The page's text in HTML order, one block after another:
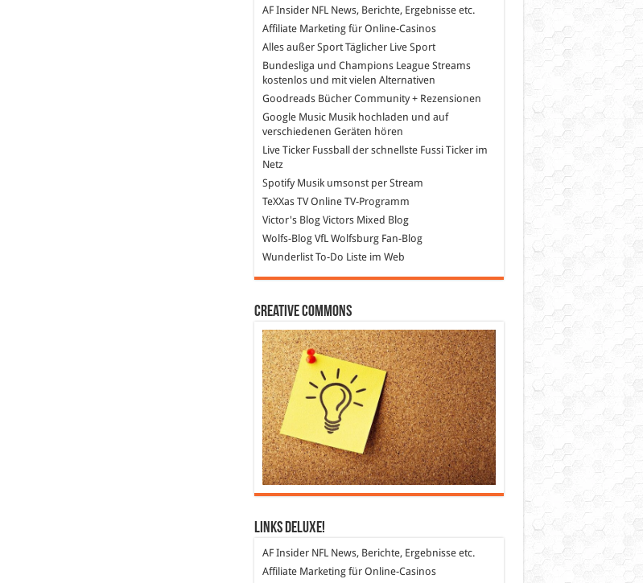
AF InsiderNFL News, Berichte, Ergebnisse etc.
Affiliate Marketingfür Online-Casinos
Alles außer SportTäglicher Live Sport
Bundesliga und Champions League Streams
kostenlos und mit vielen Alternativen
GoodreadsBücher Community + Rezensionen
Google MusicMusik hochladen und auf
verschiedenen Geräten hören
Live Ticker Fussball
der schnellste Fussi Ticker im
Netz
SpotifyMusik umsonst per Stream
TeXXas TVOnline TV-Programm
Victor's BlogVictors Mixed Blog
Wolfs-BlogVfL Wolfsburg Fan-Blog
WunderlistTo-Do Liste im Web
Creative Commons
Links DeLuXe!
AF InsiderNFL News, Berichte, Ergebnisse etc.
Affiliate Marketingfür Online-Casinos